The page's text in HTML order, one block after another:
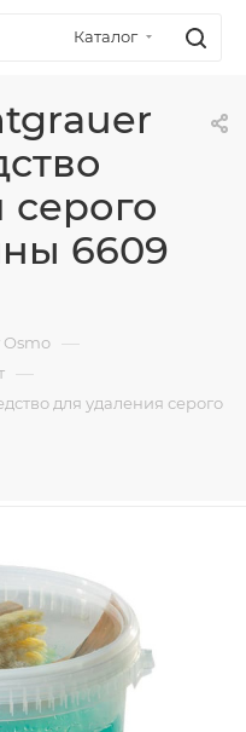
Каталог
серого
6609
Osmo —
—
для удаления серого